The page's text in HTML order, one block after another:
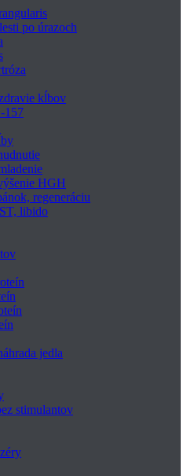
po úrazoch
kĺbov
157
HGH
regeneráciu
libido
jedla
stimulantov